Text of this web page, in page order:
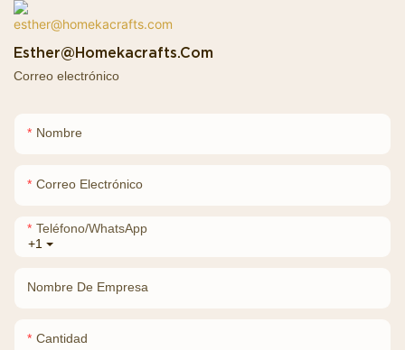
Esther@homekacrafts.com
Correo electrónico
Nombre
Correo Electrónico
+1
Teléfono/WhatsApp
Nombre De Empresa
Cantidad